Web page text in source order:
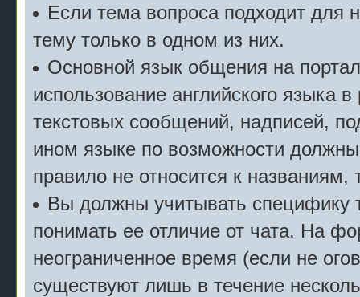
Если тема вопроса подходит для
тему только в одном из них.
Основной язык общения на
использование английского языка
текстовых сообщений, надписей,
ином языке по возможности
правило не относится к
Вы должны учитывать
понимать ее отличие от чата. На
неограниченное время (если не
существуют лишь в течение